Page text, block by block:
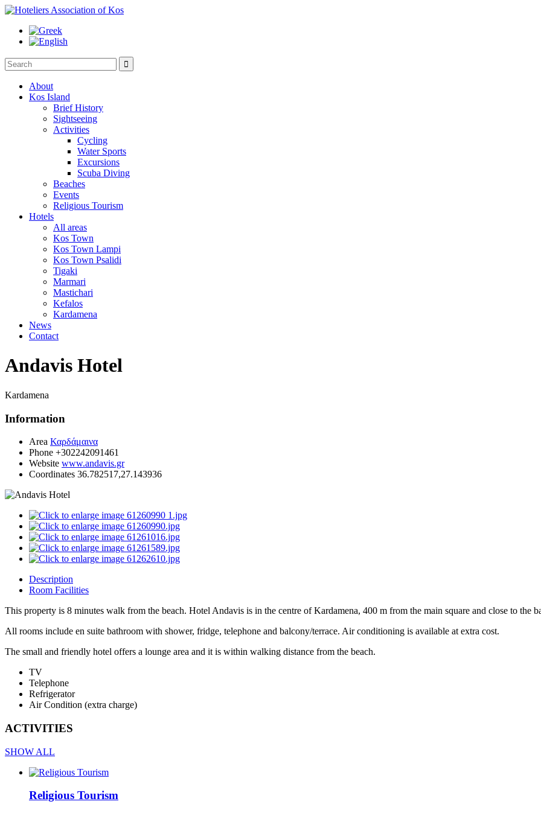

About
Kos Island
Brief History
Sightseeing
Activities
Cycling
Water Sports
Excursions
Scuba Diving
Beaches
Events
Religious Tourism
Hotels
All areas
Kos Town
Kos Town Lampi
Kos Town Psalidi
Tigaki
Marmari
Mastichari
Kefalos
Kardamena
News
Contact
Andavis Hotel
Kardamena
Information
Area Καρδάμαινα
Phone +302242091461
Website www.andavis.gr
Coordinates 36.782517,27.143936
Description
Room Facilities
This property is 8 minutes walk from the beach. Hotel Andavis is in the centre of Kardamena, 400 m from the main square and close to the
All rooms include en suite bathroom with shower, fridge, telephone and balcony/terrace. Air conditioning is available at extra cost.
The small and friendly hotel offers a lounge area and it is within walking distance from the beach.
TV
Telephone
Refrigerator
Air Condition (extra charge)
ACTIVITIES
SHOW ALL
Religious Tourism